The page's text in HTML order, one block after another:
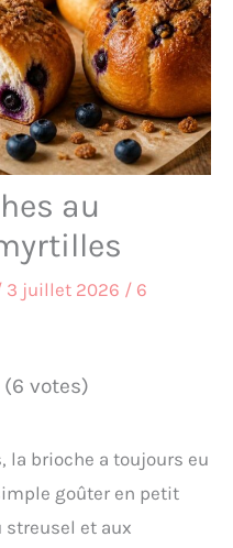
au
3 juillet 2026 / 6
votes)
la brioche a toujours eu
goûter en petit
streusel et aux